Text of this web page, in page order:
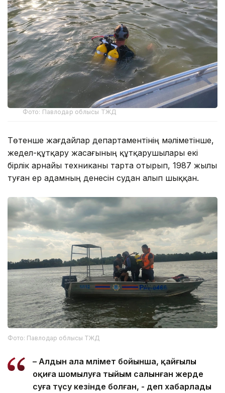
Фото: Павлодар облысы ТЖД
Төтенше жағдайлар департаментінің мәліметінше,
жедел-құтқару жасағының құтқарушылары екі
бірлік арнайы техниканы тарта отырып, 1987 жылы
туған ер адамның денесін судан алып шыққан.
Фото: Павлодар облысы ТЖД
– Алдын ала мәлімет бойынша, қайғылы
оқиға шомылуға тыйым салынған жерде
суға түсу кезінде болған, - деп хабарлады